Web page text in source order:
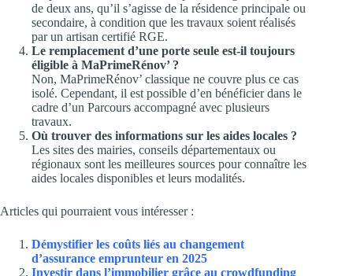
de deux ans, qu’il s’agisse de la résidence principale ou
secondaire, à condition que les travaux soient réalisés
par un artisan certifié RGE.
Le remplacement d’une porte seule est-il toujours
éligible à MaPrimeRénov’ ?
Non, MaPrimeRénov’ classique ne couvre plus ce cas
isolé. Cependant, il est possible d’en bénéficier dans le
cadre d’un Parcours accompagné avec plusieurs
travaux.
Où trouver des informations sur les aides locales ?
Les sites des mairies, conseils départementaux ou
régionaux sont les meilleures sources pour connaître les
aides locales disponibles et leurs modalités.
Articles qui pourraient vous intéresser :
Démystifier les coûts liés au changement
d’assurance emprunteur en 2025
Investir dans l’immobilier grâce au crowdfunding